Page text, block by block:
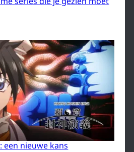
een nieuwe kans